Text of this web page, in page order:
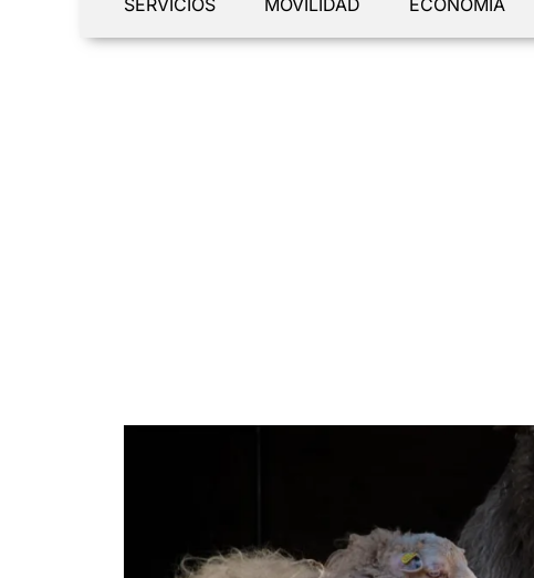
SERVICIOS MOVILIDAD ECONOMÍA